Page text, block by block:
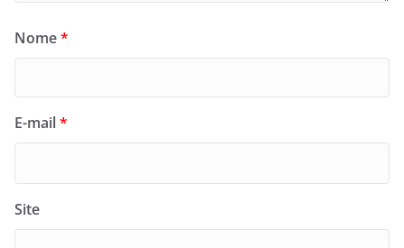
Nome*
E-mail*
Site